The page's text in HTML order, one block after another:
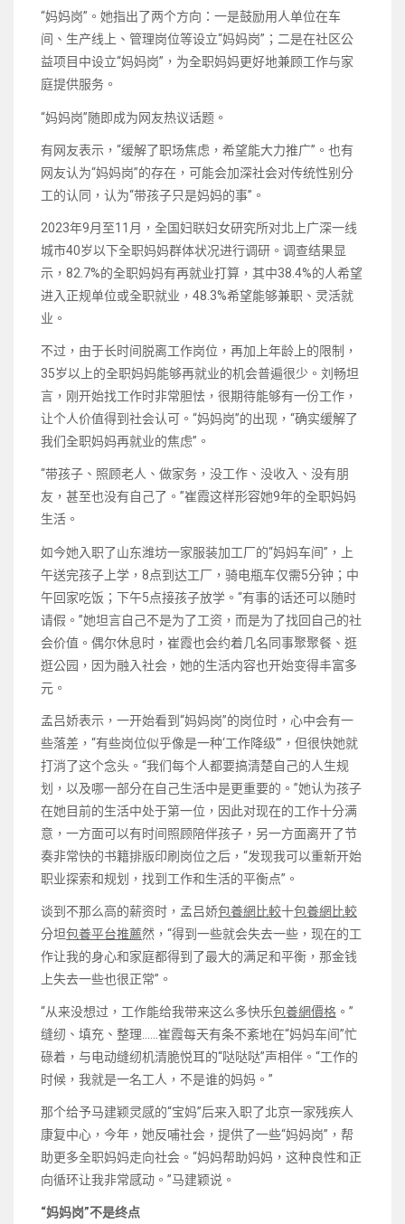
“妈妈岗”。她指出了两个方向：一是鼓励用人单位在车
间、生产线上、管理岗位等设立“妈妈岗”；二是在社区公
益项目中设立“妈妈岗”，为全职妈妈更好地兼顾工作与家
庭提供服务。
“妈妈岗”随即成为网友热议话题。
有网友表示，“缓解了职场焦虑，希望能大力推广”。也有
网友认为“妈妈岗”的存在，可能会加深社会对传统性别分
工的认同，认为“带孩子只是妈妈的事”。
2023年9月至11月，全国妇联妇女研究所对北上广深一线
城市40岁以下全职妈妈群体状况进行调研。调查结果显
示，82.7%的全职妈妈有再就业打算，其中38.4%的人希望
进入正规单位或全职就业，48.3%希望能够兼职、灵活就
业。
不过，由于长时间脱离工作岗位，再加上年龄上的限制，
35岁以上的全职妈妈能够再就业的机会普遍很少。刘畅坦
言，刚开始找工作时非常胆怯，很期待能够有一份工作，
让个人价值得到社会认可。“妈妈岗”的出现，“确实缓解了
我们全职妈妈再就业的焦虑”。
“带孩子、照顾老人、做家务，没工作、没收入、没有朋
友，甚至也没有自己了。”崔霞这样形容她9年的全职妈妈
生活。
如今她入职了山东潍坊一家服装加工厂的“妈妈车间”，上
午送完孩子上学，8点到达工厂，骑电瓶车仅需5分钟；中
午回家吃饭；下午5点接孩子放学。“有事的话还可以随时
请假。”她坦言自己不是为了工资，而是为了找回自己的社
会价值。偶尔休息时，崔霞也会约着几名同事聚聚餐、逛
逛公园，因为融入社会，她的生活内容也开始变得丰富多
元。
孟吕娇表示，一开始看到“妈妈岗”的岗位时，心中会有一
些落差，“有些岗位似乎像是一种‘工作降级’”，但很快她就
打消了这个念头。“我们每个人都要搞清楚自己的人生规
划，以及哪一部分在自己生活中是更重要的。”她认为孩子
在她目前的生活中处于第一位，因此对现在的工作十分满
意，一方面可以有时间照顾陪伴孩子，另一方面离开了节
奏非常快的书籍排版印刷岗位之后，“发现我可以重新开始
职业探索和规划，找到工作和生活的平衡点”。
谈到不那么高的薪资时，孟吕娇包養網比較十包養網比較
分坦包養平台推薦然，“得到一些就会失去一些，现在的工
作让我的身心和家庭都得到了最大的满足和平衡，那金钱
上失去一些也很正常”。
“从来没想过，工作能给我带来这么多快乐包養網價格 。”
缝纫、填充、整理……崔霞每天有条不紊地在“妈妈车间”忙
碌着，与电动缝纫机清脆悦耳的“哒哒哒”声相伴。“工作的
时候，我就是一名工人，不是谁的妈妈。”
那个给予马建颖灵感的“宝妈”后来入职了北京一家残疾人
康复中心，今年，她反哺社会，提供了一些“妈妈岗”，帮
助更多全职妈妈走向社会。“妈妈帮助妈妈，这种良性和正
向循环让我非常感动。”马建颖说。
“妈妈岗”不是终点